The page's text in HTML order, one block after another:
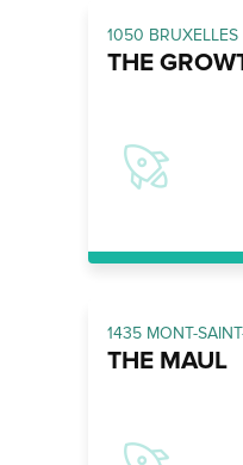
1050 BRUXELLES
THE
1435 MONT-
THE MAUL